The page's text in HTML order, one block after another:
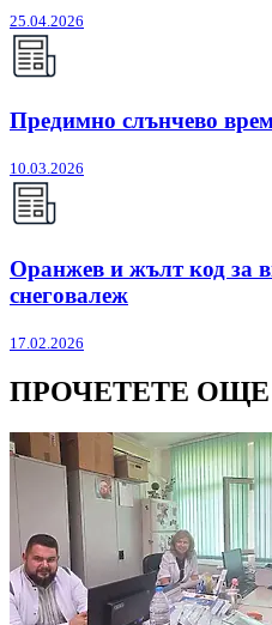
25.04.2026
Предимно слънчево
10.03.2026
Оранжев и жълт код за
снеговалеж
17.02.2026
ПРОЧЕТЕТЕ ОЩЕ